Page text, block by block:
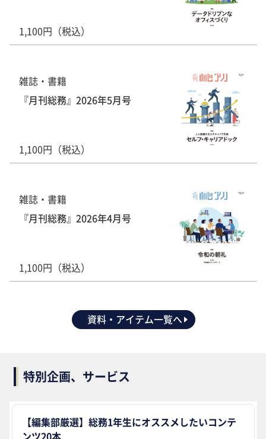
1,100円（税込）
雑誌・書籍
『月刊総務』2026年5月号
1,100円（税込）
雑誌・書籍
『月刊総務』2026年4月号
1,100円（税込）
資料・アイテム一覧へ
特別企画、サービス
【編集部厳選】総務1年生にオススメしたいコンテ